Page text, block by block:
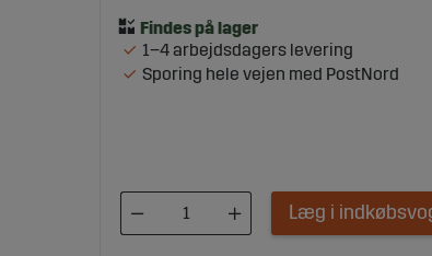
1–4 arbejdsdagers levering
Sporing hele vejen med PostNord
Læg i